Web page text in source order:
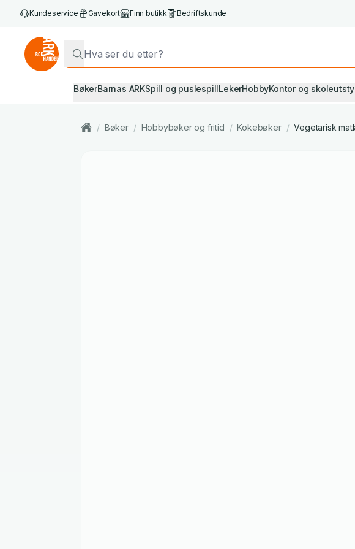
Kundeservice Gavekort Finn butikk Bedriftskunde
BøkerBarnas ARKSpill og puslespillLekerHobbyKontor og
/ Bøker / Hobbybøker og fritid / Kokebøker / Vegetarisk